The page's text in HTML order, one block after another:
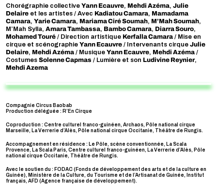
Chorégraphie collective Yann Ecauvre, Mehdi Azéma, Julie
Delaire et les artistes / Avec Kadiatou Camara, Mamadama
Camara, Yarie Camara, Mariama Ciré Soumah, M’Mah Soumah,
M’Mah Sylla, Amara Tambassa, Bambo Camara, Diarra Souro,
Mohamed Touré / Direction artistique Kerfalla Camara / Mise en
cirque et scénographie Yann Ecauvre / Intervenants cirque Julie
Delaire, Mehdi Azéma / Musique Yann Ecauvre, Mehdi Azéma /
Costumes Solenne Capmas / Lumière et son Ludivine Reynier,
Mehdi Azema
Compagnie Circus Baobab
Production déléguée : R’En Cirque
Coproduction : Centre culturel franco-guinéen, Archaos, Pôle national cirque
Marseille, La Verrerie d’Alès, Pôle national cirque Occitanie, Théâtre de Rungis.
Accompagnement en résidence : Le Pôle, scène conventionnée, La Scala
Provence, La Scala Paris, Centre culturel franco-guinéen, La Verrerie d’Alès, Pôle
national cirque Occitanie, Théâtre de Rungis.
Avec le soutien du : FODAC (Fonds de développement des arts et de la culture en
Guinée), Ministère de la Culture, du Tourisme et de l’Artisanat de Guinée, Institut
français, AFD (Agence française de développement).